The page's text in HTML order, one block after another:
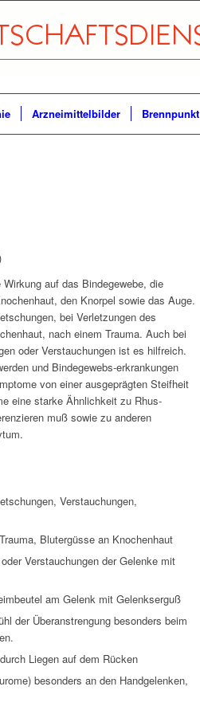
Arzneimittelbilder Brennpunkt
auf das Bindegewebe, die
den Knorpel sowie das Auge.
bei Verletzungen des
nach einem Trauma. Auch bei
oder Verstauchungen ist es hilfreich.
und Bindegewebs-erkrankungen
von einer ausgeprägten Steifheit
eine starke Ähnlichkeit zu Rhus-
muß sowie zu anderen
Verstauchungen,
Blutergüsse an Knochenhaut
Verstauchungen der Gelenke mit
am Gelenk mit Gelenkserguß
der Überanstrengung besonders beim
Liegen auf dem Rücken
besonders an den Handgelenken,